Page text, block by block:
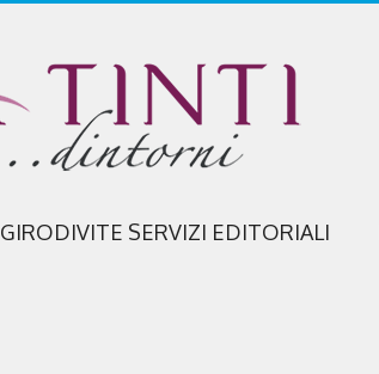
GIRODIVITE SERVIZI EDITORIALI